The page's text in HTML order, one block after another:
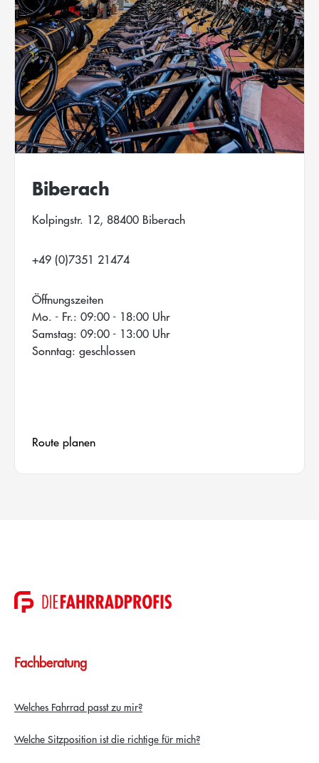
Biberach
Kolpingstr. 12, 88400 Biberach
+49 (0)7351 21474
Öffnungszeiten
Mo. - Fr.: 09:00 - 18:00 Uhr
Samstag: 09:00 - 13:00 Uhr
Sonntag: geschlossen
Route planen
Fachberatung
Welches Fahrrad passt zu mir?
Welche Sitzposition ist die richtige für mich?